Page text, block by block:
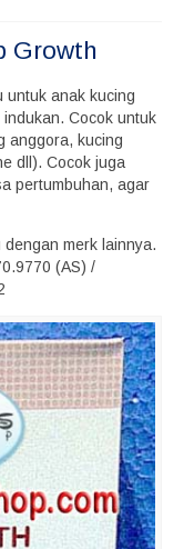
Growth
anak kucing
Cocok untuk
anggora, kucing
dll). Cocok juga
pertumbuhan, agar
merk lainnya.
(AS) /